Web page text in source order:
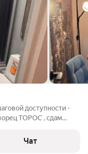
доступности -
ТОРОС , сдам
Чат